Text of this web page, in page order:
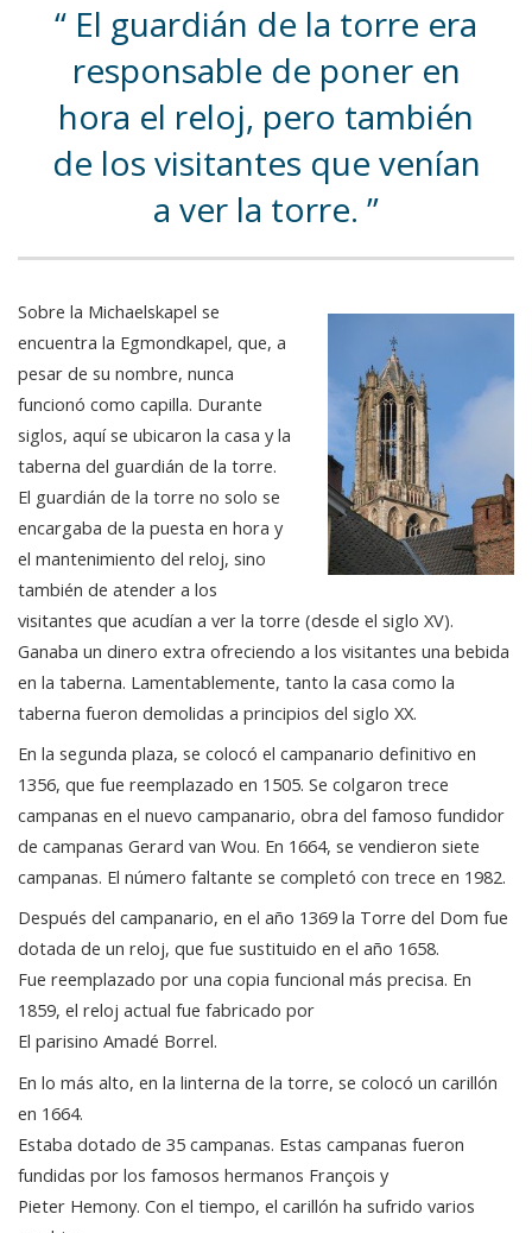
El guardián de la torre era
responsable de poner en
hora el reloj, pero también
de los visitantes que venían
a ver la torre.
Sobre la Michaelskapel se
encuentra la Egmondkapel, que, a
pesar de su nombre, nunca
funcionó como capilla. Durante
siglos, aquí se ubicaron la casa y la
taberna del guardián de la torre.
El guardián de la torre no solo se
encargaba de la puesta en hora y
el mantenimiento del reloj, sino
también de atender a los
visitantes que acudían a ver la torre (desde el siglo XV).
Ganaba un dinero extra ofreciendo a los visitantes una bebida
en la taberna. Lamentablemente, tanto la casa como la
taberna fueron demolidas a principios del siglo XX.
En la segunda plaza, se colocó el campanario definitivo en
1356, que fue reemplazado en 1505. Se colgaron trece
campanas en el nuevo campanario, obra del famoso fundidor
de campanas Gerard van Wou. En 1664, se vendieron siete
campanas. El número faltante se completó con trece en 1982.
Después del campanario, en el año 1369 la Torre del Dom fue
dotada de un reloj, que fue sustituido en el año 1658.
Fue reemplazado por una copia funcional más precisa. En
1859, el reloj actual fue fabricado por
El parisino Amadé Borrel.
En lo más alto, en la linterna de la torre, se colocó un carillón
en 1664.
Estaba dotado de 35 campanas. Estas campanas fueron
fundidas por los famosos hermanos François y
Pieter Hemony. Con el tiempo, el carillón ha sufrido varios